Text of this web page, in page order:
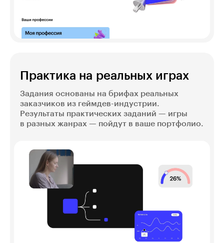
Практика на реальных играх
Задания основаны на брифах реальных
заказчиков из геймдев-индустрии.
Результаты практических заданий — игры
в разных жанрах — пойдут в ваше портфолио.